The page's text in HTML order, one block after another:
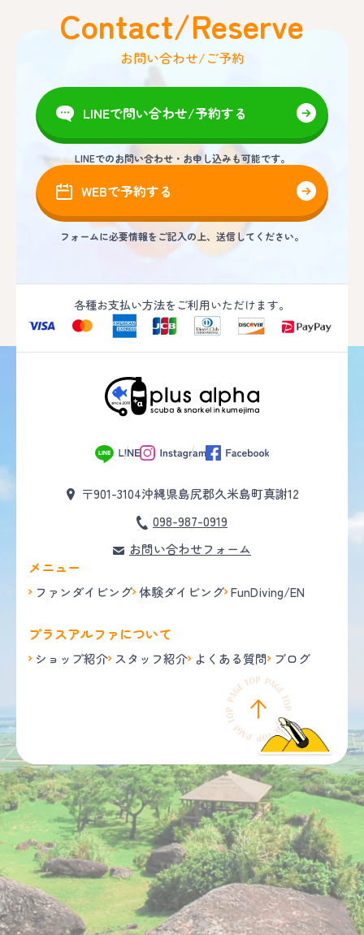
Contact/Reserve
お問い合わせ/ご予約
LINEで問い合わせ/予約する
LINEでのお問い合わせ・お申し込みも可能です。
WEBで予約する
フォームに必要情報をご記入の上、送信してください。
各種お支払い方法をご利用いただけます。
〒901-3104沖縄県島尻郡久米島町真謝12
098-987-0919
お問い合わせフォーム
メニュー
ファンダイビング 体験ダイビング FunDiving/EN
プラスアルファについて
ショップ紹介 スタッフ紹介 よくある質問 ブログ